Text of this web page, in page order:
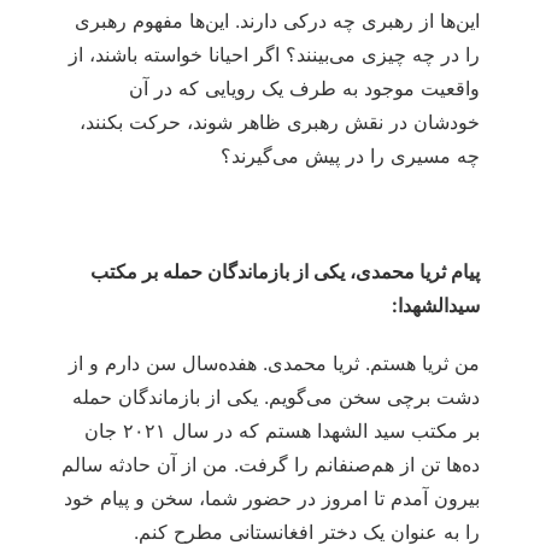
این‌ها از رهبری چه درکی دارند. این‌ها مفهوم رهبری
را در چه چیزی می‌بینند؟ اگر احیانا خواسته باشند، از
واقعیت موجود به طرف یک رویایی که در آن
خودشان در نقش رهبری ظاهر شوند، حرکت بکنند،
چه مسیری را در پیش می‌گیرند؟
پیام ثریا محمدی، یکی از بازماندگان حمله بر مکتب
سیدالشهدا:
من ثریا هستم. ثریا محمدی. هفده‌سال سن دارم و از
دشت برچی سخن می‌گویم. یکی از بازماندگان حمله
بر مکتب سید الشهدا هستم که در سال ۲۰۲۱ جان
ده‌‌ها تن از هم‌صنفانم را گرفت. من از آن حادثه سالم
بیرون آمدم تا امروز در حضور شما، سخن و پیام خود
را به عنوان یک دختر افغانستانی مطرح کنم.